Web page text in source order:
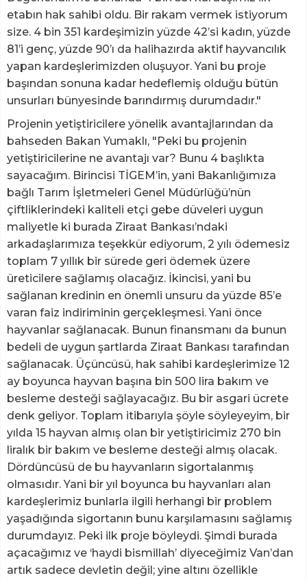
etabın hak sahibi oldu. Bir rakam vermek istiyorum
size. 4 bin 351 kardeşimizin yüzde 42’si kadın, yüzde
81’i genç, yüzde 90’ı da halihazırda aktif hayvancılık
yapan kardeşlerimizden oluşuyor. Yani bu proje
başından sonuna kadar hedeflemiş olduğu bütün
unsurları bünyesinde barındırmış durumdadır."
Projenin yetiştiricilere yönelik avantajlarından da
bahseden Bakan Yumaklı, "Peki bu projenin
yetiştiricilerine ne avantajı var? Bunu 4 başlıkta
sayacağım. Birincisi TİGEM’in, yani Bakanlığımıza
bağlı Tarım İşletmeleri Genel Müdürlüğü’nün
çiftliklerindeki kaliteli etçi gebe düveleri uygun
maliyetle ki burada Ziraat Bankası’ndaki
arkadaşlarımıza teşekkür ediyorum, 2 yılı ödemesiz
toplam 7 yıllık bir sürede geri ödemek üzere
üreticilere sağlamış olacağız. İkincisi, yani bu
sağlanan kredinin en önemli unsuru da yüzde 85’e
varan faiz indiriminin gerçekleşmesi. Yani önce
hayvanlar sağlanacak. Bunun finansmanı da bunun
bedeli de uygun şartlarda Ziraat Bankası tarafından
sağlanacak. Üçüncüsü, hak sahibi kardeşlerimize 12
ay boyunca hayvan başına bin 500 lira bakım ve
besleme desteği sağlayacağız. Bu bir asgari ücrete
denk geliyor. Toplam itibarıyla şöyle söyleyeyim, bir
yılda 15 hayvan almış olan bir yetiştiricimiz 270 bin
liralık bir bakım ve besleme desteği almış olacak.
Dördüncüsü de bu hayvanların sigortalanmış
olmasıdır. Yani bir yıl boyunca bu hayvanları alan
kardeşlerimiz bunlarla ilgili herhangi bir problem
yaşadığında sigortanın bunu karşılamasını sağlamış
durumdayız. Peki ilk proje böyleydi. Şimdi burada
açacağımız ve ‘haydi bismillah’ diyeceğimiz Van’dan
artık sadece devletin değil; yine altını özellikle